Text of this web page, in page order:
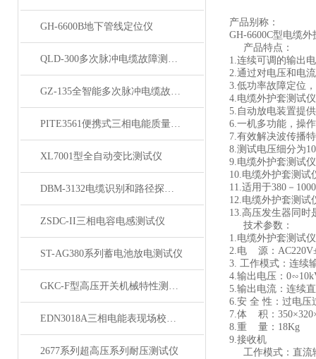
GH-6600B地下管线定位仪
QLD-300多次脉冲电缆故障测试仪
GZ-135全智能多次脉冲电缆故障测试仪
PITE3561便携式三相电能质量分析仪
XL7001型全自动变比测试仪
DBM-3132电缆识别和路径探测仪
ZSDC-II三相电容电感测试仪
ST-AG380系列蓄电池放电测试仪
GKC-F型高压开关机械特性测试仪
EDN3018A三相电能表现场校验仪
2677系列超高压系列耐压测试仪
产品别称：
GH-6600C型电缆
产品特点：
1.连续可调的输出
2.通过对电压和电
3.低功率故障定位
4.电缆外护套测试
5.自动放电装置提
6.一机多功能，操
7.有效解决波传播
8.测试电压细分为
9.电缆外护套测试
10.电缆外护套测试
11.适用于380－
12.电缆外护套测试
13.高压发生器同时
技术参数：
1.电缆外护套测试
2.电 源：
3. 工作模式：连续
4.输出电压：
5.输出电流：连续
6.安 全 性：过电压
7.体 积：
8.重 量：18Kg
9.接收机
工作模式：直流